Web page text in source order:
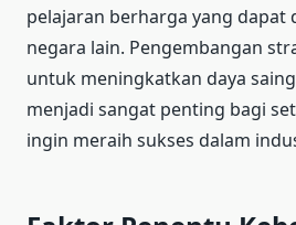
pelajaran berharga yang dapat
negara lain. Pengembangan
untuk meningkatkan daya
menjadi sangat penting bagi
ingin meraih sukses dalam